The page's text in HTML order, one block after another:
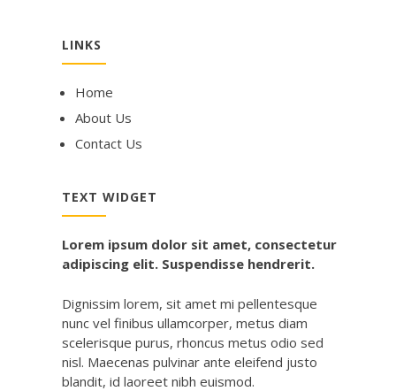
LINKS
Home
About Us
Contact Us
TEXT WIDGET
Lorem ipsum dolor sit amet, consectetur
adipiscing elit. Suspendisse hendrerit.
Dignissim lorem, sit amet mi pellentesque
nunc vel finibus ullamcorper, metus diam
scelerisque purus, rhoncus metus odio sed
nisl. Maecenas pulvinar ante eleifend justo
blandit, id laoreet nibh euismod.